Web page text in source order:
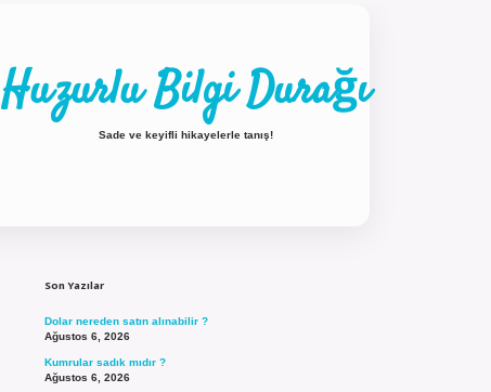
Huzurlu Bilgi Durağı
Sade ve keyifli hikayelerle tanış!
Son Yazılar
Dolar nereden satın alınabilir ?
Ağustos 6, 2026
Kumrular sadık mıdır ?
Ağustos 6, 2026